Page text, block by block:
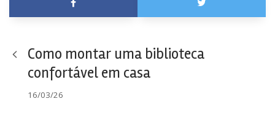
Como montar uma biblioteca
confortável em casa
16/03/26